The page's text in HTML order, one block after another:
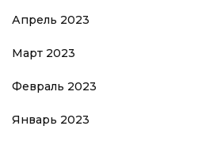
Апрель 2023
Март 2023
Февраль 2023
Январь 2023